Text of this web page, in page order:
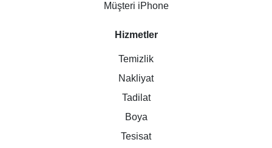
Müşteri iPhone
Hizmetler
Temizlik
Nakliyat
Tadilat
Boya
Tesisat